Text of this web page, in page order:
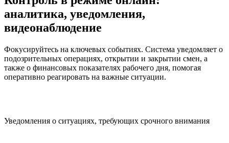
аналитика, уведомления,
видеонаблюдение
Фокусируйтесь на ключевых событиях. Система уведомляет о
подозрительных операциях, открытии и закрытии смен, а
также о финансовых показателях рабочего дня, помогая
оперативно реагировать на важные ситуации.
Уведомления о ситуациях, требующих срочного внимания